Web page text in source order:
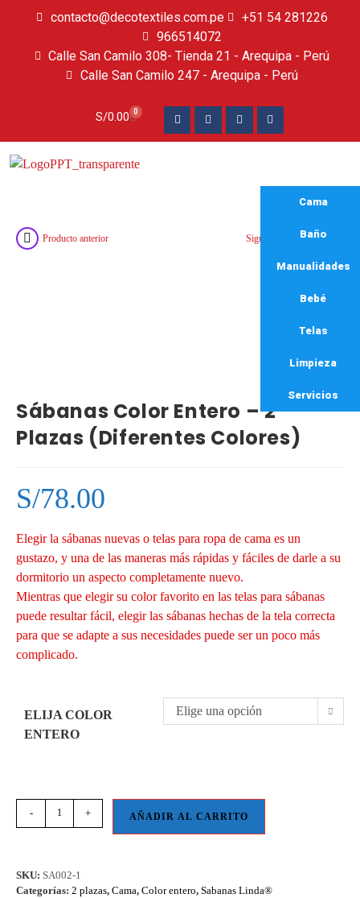
contacto@decotextiles.com.pe
+51 54 281226
966514072
Calle San Camilo 308- Tienda 21 - Arequipa - Perú
Calle San Camilo 247 - Arequipa - Perú​
S/0.00 0
Cama
Baño
Manualidades
Bebé
Telas
Limpieza
Servicios
Producto anterior Siguiente producto
Sábanas Color Entero – 2
Plazas (Diferentes Colores)
S/78.00
Elegir la sábanas nuevas o telas para ropa de cama es un
gustazo, y una de las maneras más rápidas y fáciles de darle a su
dormitorio un aspecto completamente nuevo.
Mientras que elegir su color favorito en las telas para sábanas
puede resultar fácil, elegir las sábanas hechas de la tela correcta
para que se adapte a sus necesidades puede ser un poco más
complicado.
ELIJA COLOR
ENTERO
Elige una opción
- + AÑADIR AL CARRITO
SKU: SA002-1
Categorías: 2 plazas, Cama, Color entero, Sabanas Linda®